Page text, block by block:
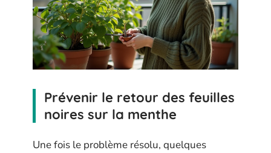
Prévenir le retour des feuilles
noires sur la menthe
Une fois le problème résolu, quelques